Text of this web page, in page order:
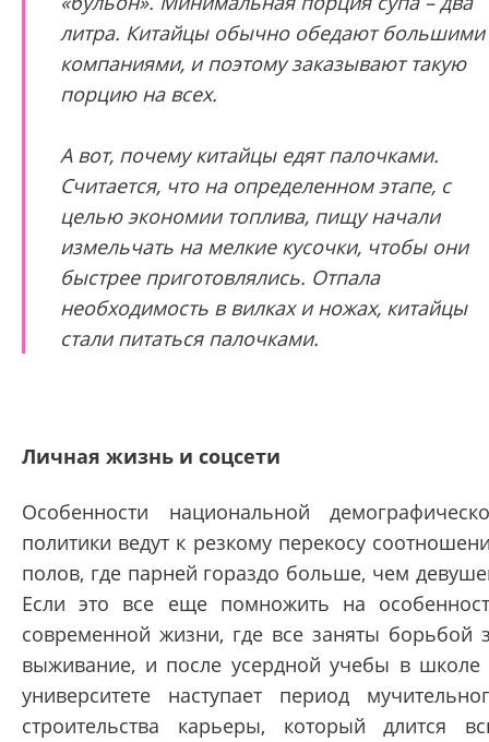
литра. Китайцы обычно обедают большими
компаниями, и поэтому заказывают такую
порцию на всех.
А вот, почему китайцы едят палочками.
Считается, что на определенном этапе, с
целью экономии топлива, пищу начали
измельчать на мелкие кусочки, чтобы они
быстрее приготовлялись. Отпала
необходимость в вилках и ножах, китайцы
стали питаться палочками.
Личная жизнь и соцсети
Особенности национальной
политики ведут к резкому перекосу
полов, где парней гораздо больше, чем
Если это все еще помножить на
современной жизни, где все заняты борьбой
выживание, и после усердной учебы в школе
университете наступает период
строительства карьеры, который длится